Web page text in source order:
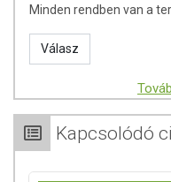
Minden rendben van a
Válasz
Kapcsolódó